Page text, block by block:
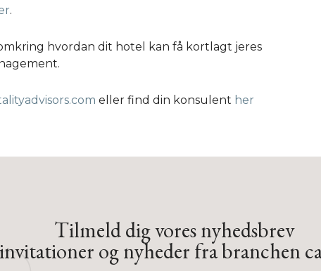
.
hvordan dit hotel kan få kortlagt jeres
eller find din konsulent her
Tilmeld dig vores nyhedsbrev
og nyheder fra branchen